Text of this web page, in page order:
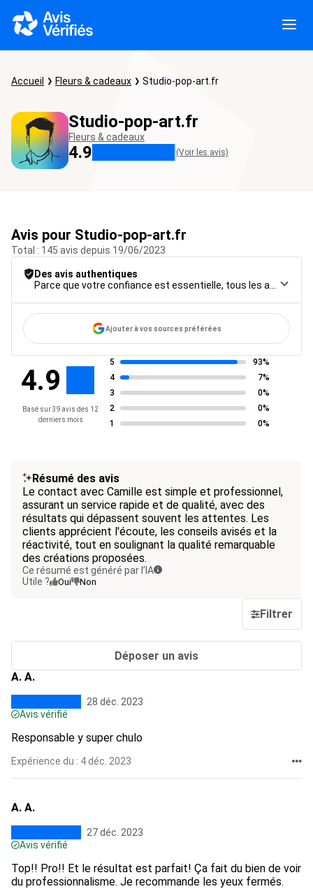
Accueil Fleurs & cadeaux Studio-pop-art.fr
Studio-pop-art.fr
Fleurs & cadeaux
4.9 (Voir les avis)
Avis pour Studio-pop-art.fr
Total : 145 avis depuis 19/06/2023
Des avis authentiques
Ajouter à vos sources préférées
4.9
Basé sur 39 avis des 12
derniers mois
5
93%
4
7%
3
0%
2
0%
1
0%
Résumé des avis
Le contact avec Camille est simple et professionnel,
assurant un service rapide et de qualité, avec des
résultats qui dépassent souvent les attentes. Les
clients apprécient l'écoute, les conseils avisés et la
réactivité, tout en soulignant la qualité remarquable
des créations proposées.
Ce résumé est généré par l’IA
Utile ?
Oui Non
Filtrer
Déposer un avis
A. A.
28 déc. 2023
Avis vérifié
Responsable y super chulo
Expérience du : 4 déc. 2023
A. A.
27 déc. 2023
Avis vérifié
Top!! Pro!! Et le résultat est parfait! Ça fait du bien de voir
du professionnalisme. Je recommande les yeux fermés.